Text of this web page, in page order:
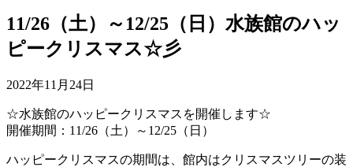
11/26（土）～12/25（日）水族館のハッ
ピークリスマス☆彡
2022年11月24日
☆水族館のハッピークリスマスを開催します☆
開催期間：11/26（土）～12/25（日）
ハッピークリスマスの期間は、館内はクリスマスツリーの装